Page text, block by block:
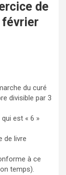
de
février
du curé
divisible par 3
est « 6 »
de livre
à ce
temps).